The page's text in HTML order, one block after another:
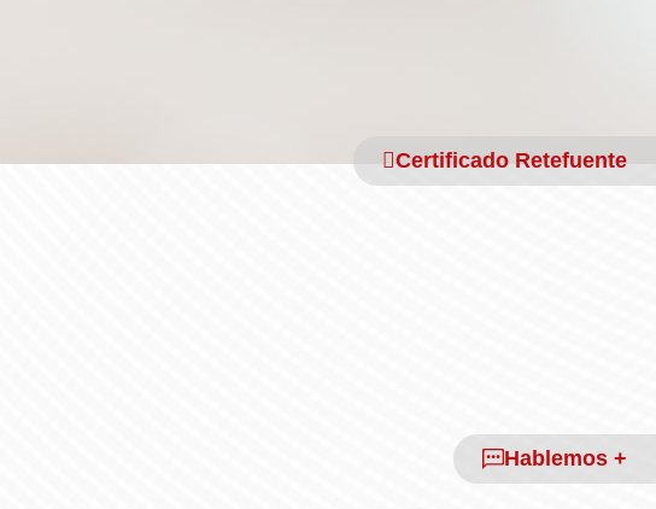
Certificado Retefuente
Hablemos +